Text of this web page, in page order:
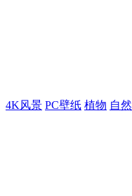
4K风景 PC壁纸 植物 自然